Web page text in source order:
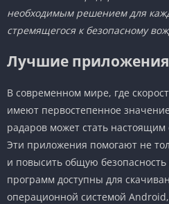
необходимым решением для
стремящегося к безопасному
Лучшие приложения
В современном мире, где
имеют первостепенное
радаров может стать
Эти приложения помогают не
и повысить общую
программ доступны для
операционной системой